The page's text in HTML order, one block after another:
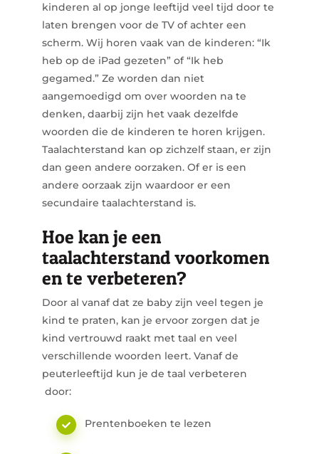
kinderen al op jonge leeftijd veel tijd door te
laten brengen voor de TV of achter een
scherm. Wij horen vaak van de kinderen: “Ik
heb op de iPad gezeten” of “Ik heb
gegamed.” Ze worden dan niet
aangemoedigd om over woorden na te
denken, daarbij zijn het vaak dezelfde
woorden die de kinderen te horen krijgen.
Taalachterstand kan op zichzelf staan, er zijn
dan geen andere oorzaken. Of er is een
andere oorzaak zijn waardoor er een
secundaire taalachterstand is.
Hoe kan je een
taalachterstand voorkomen
en te verbeteren?
Door al vanaf dat ze baby zijn veel tegen je
kind te praten, kan je ervoor zorgen dat je
kind vertrouwd raakt met taal en veel
verschillende woorden leert. Vanaf de
peuterleeftijd kun je de taal verbeteren
door:
Prentenboeken te lezen